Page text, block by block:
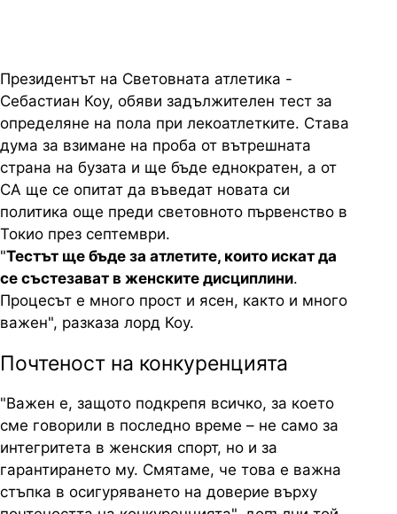
Президентът на Световната атлетика -
Себастиан Коу, обяви задължителен тест за
определяне на пола при лекоатлетките. Става
дума за взимане на проба от вътрешната
страна на бузата и ще бъде еднократен, а от
СА ще се опитат да въведат новата си
политика още преди световното първенство в
Токио през септември.
"Тестът ще бъде за атлетите, които искат да
се състезават в женските дисциплини.
Процесът е много прост и ясен, както и много
важен", разказа лорд Коу.
Почтеност на конкуренцията
"Важен е, защото подкрепя всичко, за което
сме говорили в последно време – не само за
интегритета в женския спорт, но и за
гарантирането му. Смятаме, че това е важна
стъпка в осигуряването на доверие върху